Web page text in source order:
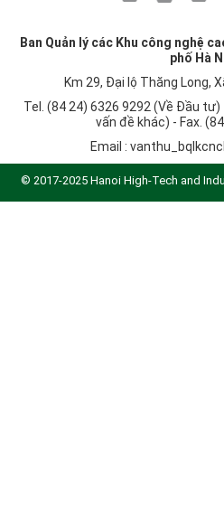
Ban Quản lý các Khu công nghệ
phố Hà
Km 29, Đại lộ Thăng Long,
Tel. (84 24) 6326 9292 (Về Đầu
vấn đề khác) - Fax.
Email :
© 2017-2025 Hanoi High-Tech and